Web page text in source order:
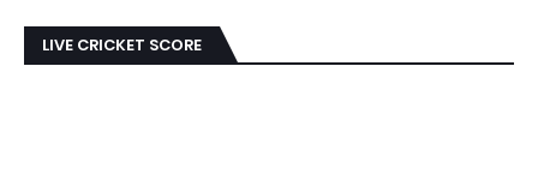
LIVE CRICKET SCORE